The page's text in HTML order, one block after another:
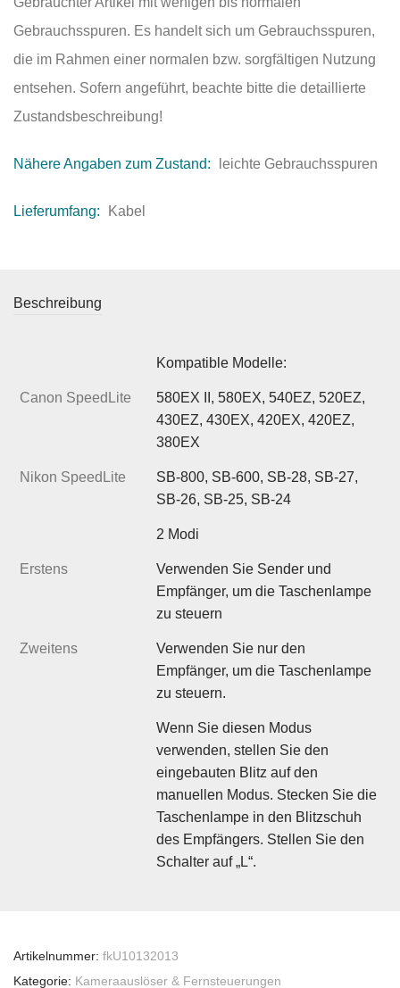
Gebrauchsspuren. Es handelt sich um Gebrauchsspuren,
die im Rahmen einer normalen bzw. sorgfältigen Nutzung
entsehen. Sofern angeführt, beachte bitte die detaillierte
Zustandsbeschreibung!
Nähere Angaben zum Zustand: leichte Gebrauchsspuren
Lieferumfang: Kabel
Beschreibung
Kompatible Modelle:
Canon SpeedLite
580EX II, 580EX, 540EZ, 520EZ,
430EZ, 430EX, 420EX, 420EZ,
380EX
Nikon SpeedLite
SB-800, SB-600, SB-28, SB-27,
SB-26, SB-25, SB-24
2 Modi
Erstens
Verwenden Sie Sender und
Empfänger, um die Taschenlampe
zu steuern
Zweitens
Verwenden Sie nur den
Empfänger, um die Taschenlampe
zu steuern.
Wenn Sie diesen Modus
verwenden, stellen Sie den
eingebauten Blitz auf den
manuellen Modus. Stecken Sie die
Taschenlampe in den Blitzschuh
des Empfängers. Stellen Sie den
Schalter auf „L“.
Artikelnummer: fkU10132013
Kategorie: Kameraauslöser & Fernsteuerungen